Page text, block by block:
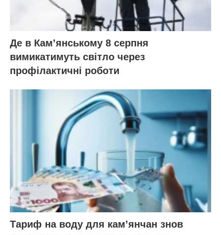
Де в Кам’янському 8 серпня
вимикатимуть світло через
профілактичні роботи
Тариф на воду для кам’янчан знов